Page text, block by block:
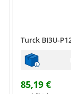
Turck BI3U-
85,19 €